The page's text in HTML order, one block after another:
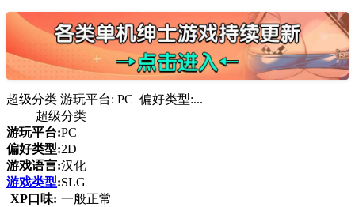
超级分类 游玩平台: PC 偏好类型:...
超级分类
游玩平台:PC
偏好类型:2D
游戏语言:汉化
游戏类型:SLG
XP口味: 一般正常